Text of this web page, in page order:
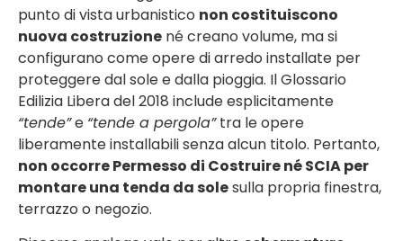
punto di vista urbanistico non costituiscono
nuova costruzione né creano volume, ma si
configurano come opere di arredo installate per
proteggere dal sole e dalla pioggia. Il Glossario
Edilizia Libera del 2018 include esplicitamente
“tende”e “tende a pergola”tra le opere
liberamente installabili senza alcun titolo. Pertanto,
non occorre Permesso di Costruire né SCIA per
montare una tenda da solesulla propria finestra,
terrazzo o negozio.